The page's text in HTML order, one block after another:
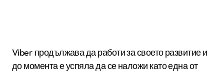
Viber продължава да работи за своето развитие и
до момента е успяла да се наложи като една от